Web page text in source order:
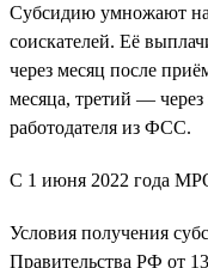
Субсидию умножают на
соискателей. Её
через месяц после
месяца, третий —
работодателя из ФСС.
С 1 июня 2022 года
Условия получения
Правительства РФ от